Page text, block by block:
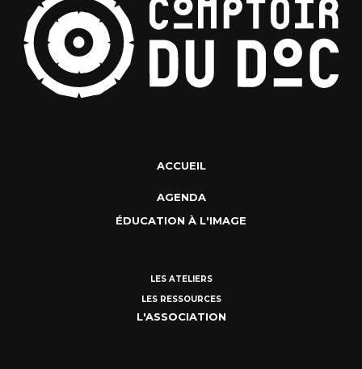
ACCUEIL
AGENDA
ÉDUCATION À L'IMAGE
LES ATELIERS
LES RESSOURCES
L'ASSOCIATION